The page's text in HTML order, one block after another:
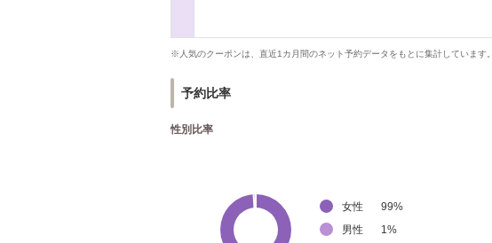
※人気のクーポンは、直近1カ月間のネット予約データをもとに集計しています。
予約比率
性別比率
女性 99%
男性
1 %